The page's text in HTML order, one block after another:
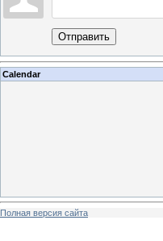
Отправить
Calendar
Полная версия сайта